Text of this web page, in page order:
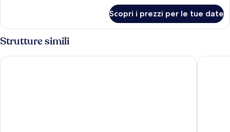
quadrupla
Scopri i prezzi per le tue date
Strutture simili
Hotel Bonconte B&B